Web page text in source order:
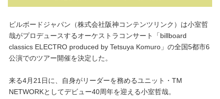
ビルボードジャパン（株式会社阪神コンテンツリンク）は小室哲
哉がプロデュースするオーケストラコンサート「billboard
classics ELECTRO produced by Tetsuya Komuro」の全国5都市6
公演でのツアー開催を決定した。
来る4月21日に、自身がリーダーを務めるユニット・TM
NETWORKとしてデビュー40周年を迎える小室哲哉。